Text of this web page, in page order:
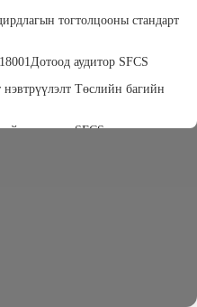
тогтолцооны стандарт
аудитор SFCS
нэвтрүүлэлт Төслийн багийн
гишүүн SFCS